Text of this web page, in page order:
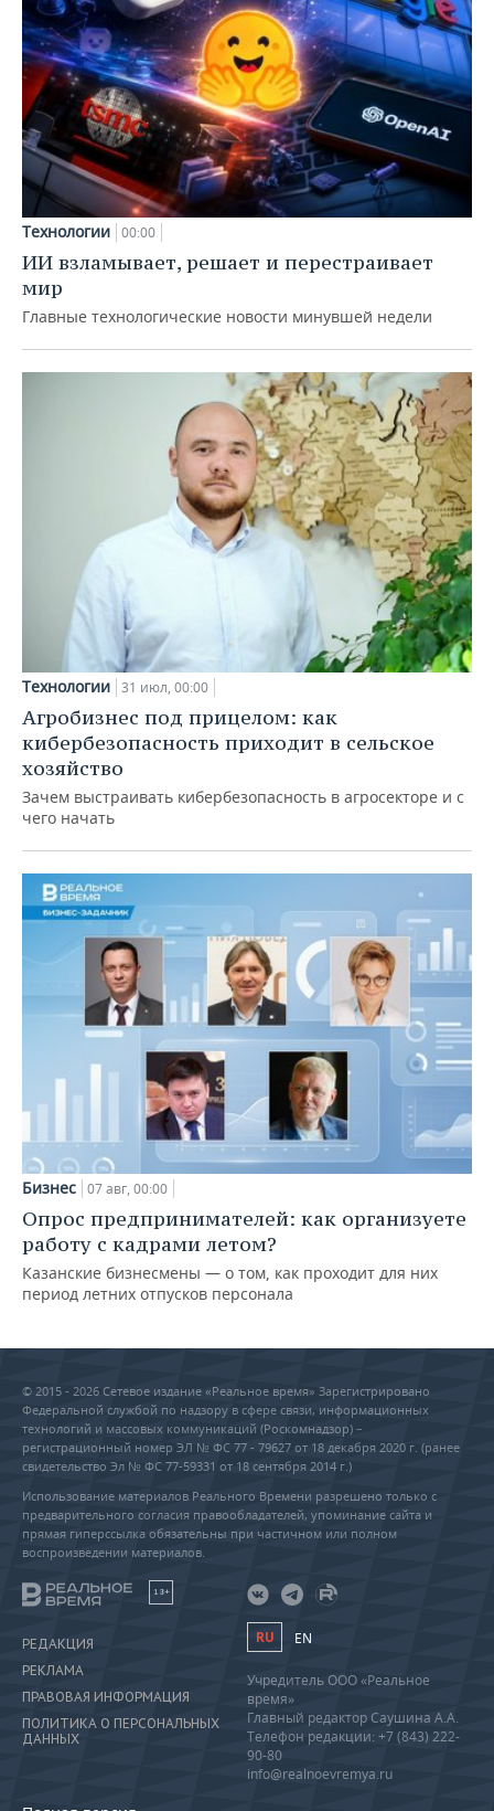
Технологии 00:00
ИИ взламывает, решает и перестраивает
мир
Главные технологические новости минувшей недели
Технологии 31 июл, 00:00
Агробизнес под прицелом: как
кибербезопасность приходит в сельское
хозяйство
Зачем выстраивать кибербезопасность в агросекторе и с
чего начать
Бизнес 07 авг, 00:00
Опрос предпринимателей: как организуете
работу с кадрами летом?
Казанские бизнесмены — о том, как проходит для них
период летних отпусков персонала
© 2015 - 2026 Сетевое издание «Реальное время» Зарегистрировано
Федеральной службой по надзору в сфере связи, информационных
технологий и массовых коммуникаций (Роскомнадзор) –
регистрационный номер ЭЛ № ФС 77 - 79627 от 18 декабря 2020 г. (ранее
свидетельство Эл № ФС 77-59331 от 18 сентября 2014 г.)
Использование материалов Реального Времени разрешено только с
предварительного согласия правообладателей, упоминание сайта и
прямая гиперссылка обязательны при частичном или полном
воспроизведении материалов.
18+
РЕДАКЦИЯ
РЕКЛАМА
ПРАВОВАЯ ИНФОРМАЦИЯ
ПОЛИТИКА О ПЕРСОНАЛЬНЫХ
ДАННЫХ
RU EN
Учредитель ООО «Реальное
время»
Главный редактор Саушина А.А.
Телефон редакции: +7 (843) 222-
90-80
info@realnoevremya.ru